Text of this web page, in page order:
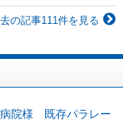
の記事111件を見る
病院様 既存パラレー